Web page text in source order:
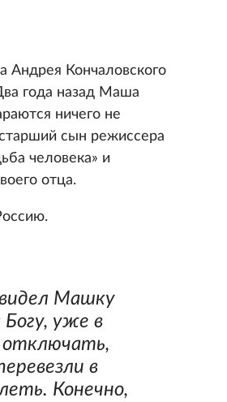
Кончаловского
года назад Маша
ничего не
сын режиссера
человека» и
отца.
Машку
Богу, уже в
отключать,
в
Конечно,